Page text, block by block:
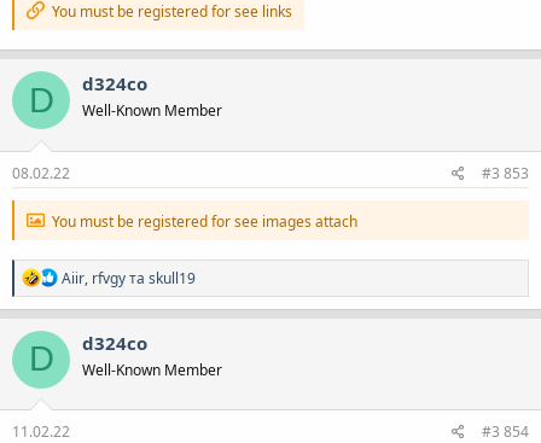
You must be registered for see links
D d324co
Well-Known Member
08.02.22 #3 853
You must be registered for see images attach
Р
е
а
к
ц
:
Aiir, rfvgyта skull19
D d324co
Well-Known Member
11.02.22 #3 854